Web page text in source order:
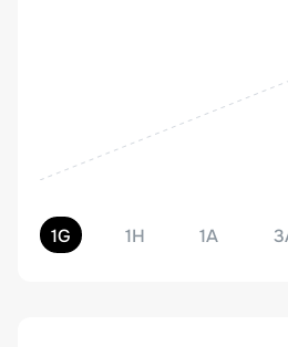
1G 1H 1A